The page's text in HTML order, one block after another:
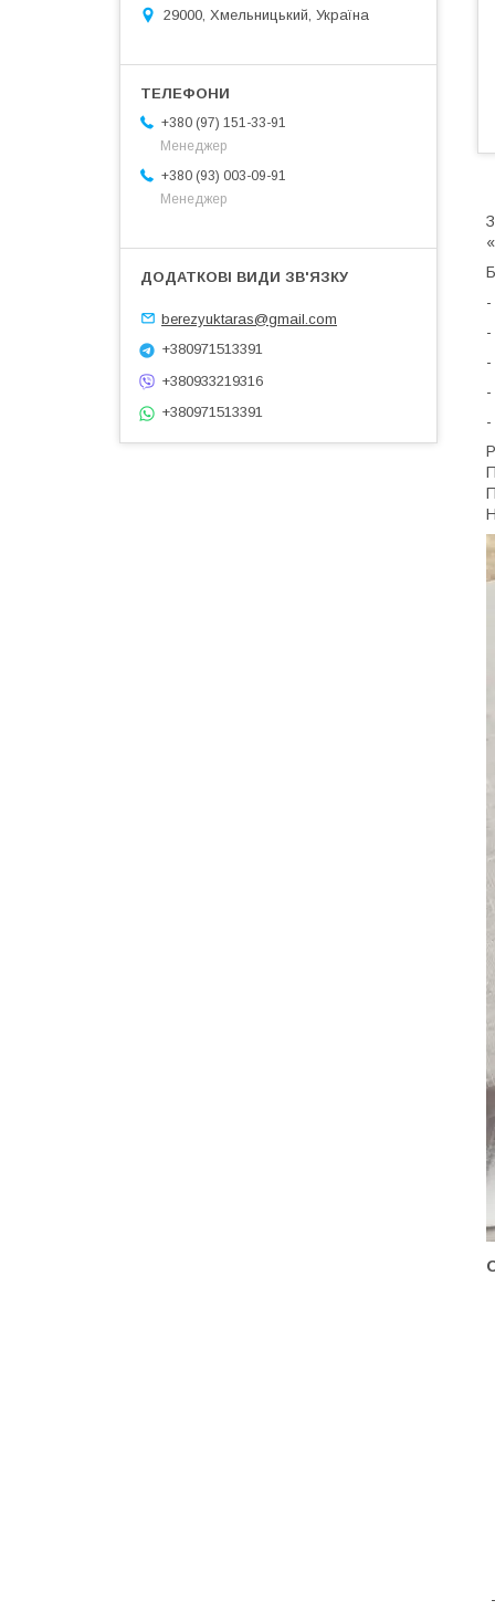
-
-
-
-
-
-
29000, Хмельницький, Україна
+380 (97) 151-33-91
Менеджер
+380 (93) 003-09-91
Менеджер
berezyuktaras@gmail.com
+380971513391
+380933219316
+380971513391